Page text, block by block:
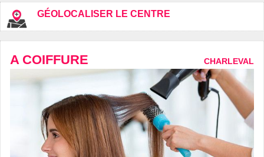
GÉOLOCALISER LE CENTRE
A COIFFURE CHARLEVAL